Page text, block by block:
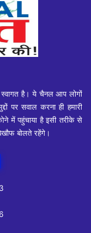
है। ये चैनल आप लोगों
पर सवाल करना ही हमारी
में पहुंचाया है इसी तरीके से
बोलते रहेंगे।